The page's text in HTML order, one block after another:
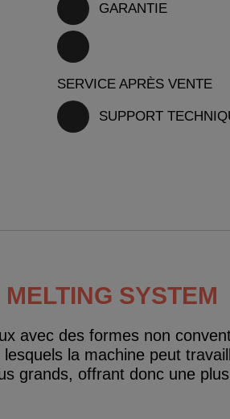
GARANTIE
SERVICE APRÈS VENTE
SUPPORT
SYSTEM
avec des formes non
la machine peut
grands, offrant donc une